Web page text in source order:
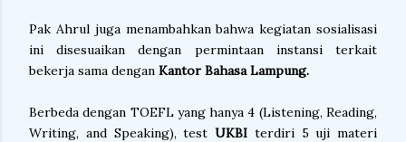
Pak Ahrul juga menambahkan bahwa kegiatan sosialisasi
ini disesuaikan dengan permintaan instansi terkait
bekerja sama dengan Kantor Bahasa Lampung.
Berbeda dengan TOEFL yang hanya 4 (Listening, Reading,
Writing, and Speaking), test UKBI terdiri 5 uji materi